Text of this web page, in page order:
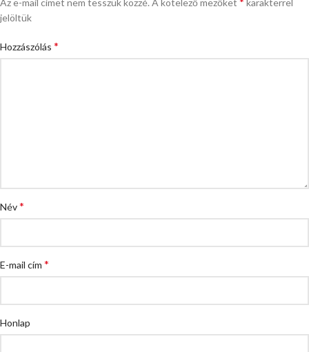
jelöltük
Hozzászólás *
Név*
E-mail cím *
Honlap